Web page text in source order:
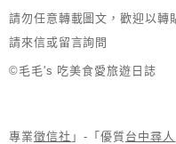
請勿任意轉載圖文，歡迎以轉
請來信或留言詢問
©毛毛's 吃美食愛旅遊日誌
專業徵信社 」-「優質台中尋人